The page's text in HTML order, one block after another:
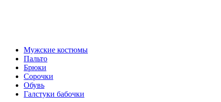
Мужские костюмы
Пальто
Брюки
Сорочки
Обувь
Галстуки бабочки